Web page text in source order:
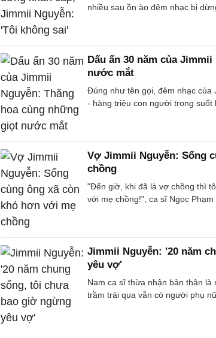
nhiều sau ồn ào đêm nhạc bị
Dấu ấn 30 năm của
nước mắt
Đúng như tên gọi, đêm nhạc của
- hàng triệu con người trong suốt
Vợ Jimmii Nguyễn: Sống
chồng
"Đến giờ, khi đã là vợ chồng thì
với mẹ chồng!", ca sĩ Ngọc
Jimmii Nguyễn: '20 năm
yêu vợ'
Nam ca sĩ thừa nhận bản thân
trầm trải qua vẫn có người phụ